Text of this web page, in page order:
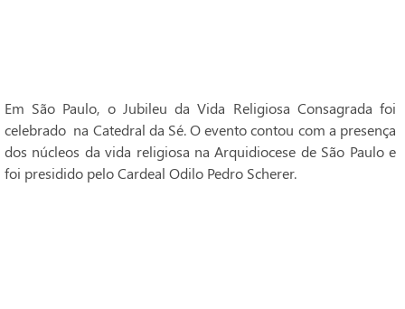
Em São Paulo, o Jubileu da Vida Religiosa Consagrada foi
celebrado na Catedral da Sé. O evento contou com a presença
dos núcleos da vida religiosa na Arquidiocese de São Paulo e
foi presidido pelo Cardeal Odilo Pedro Scherer.